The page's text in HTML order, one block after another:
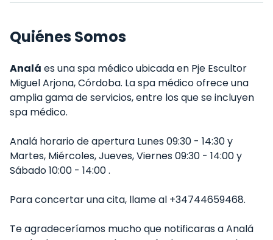
Quiénes Somos
Analá es una spa médico ubicada en Pje Escultor
Miguel Arjona, Córdoba. La spa médico ofrece una
amplia gama de servicios, entre los que se incluyen
spa médico.
Analá horario de apertura Lunes 09:30 - 14:30 y
Martes, Miércoles, Jueves, Viernes 09:30 - 14:00 y
Sábado 10:00 - 14:00 .
Para concertar una cita, llame al +34744659468.
Te agradeceríamos mucho que notificaras a Analá